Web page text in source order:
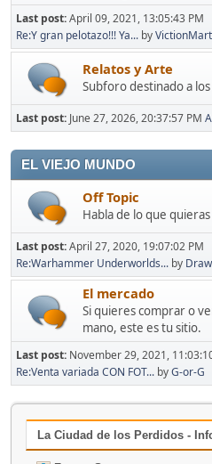
Last post:April 09, 2021, 13:05:43 PM
Re:Y gran pelotazo!!! Ya... by
Relatos y Arte
Subforo destinado a
Last post: June 27, 2026, 20:37:57 PM
EL VIEJO MUNDO
Off Topic
Habla de lo que quieras
Last post:April 27, 2020, 19:07:02 PM
Re:Warhammer Underworlds... by
El mercado
Si quieres comprar o
mano, este es tu sitio.
Last post: November 29, 2021,
Re:Venta variada CON FOT... byG-or-G
La Ciudad de los Perdidos -